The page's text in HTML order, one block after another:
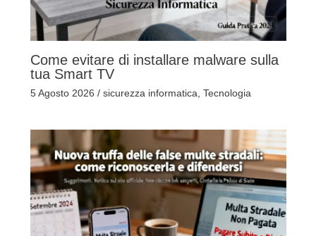
Come evitare di installare malware sulla
tua Smart TV
5 Agosto 2026 / sicurezza informatica Tecnologia